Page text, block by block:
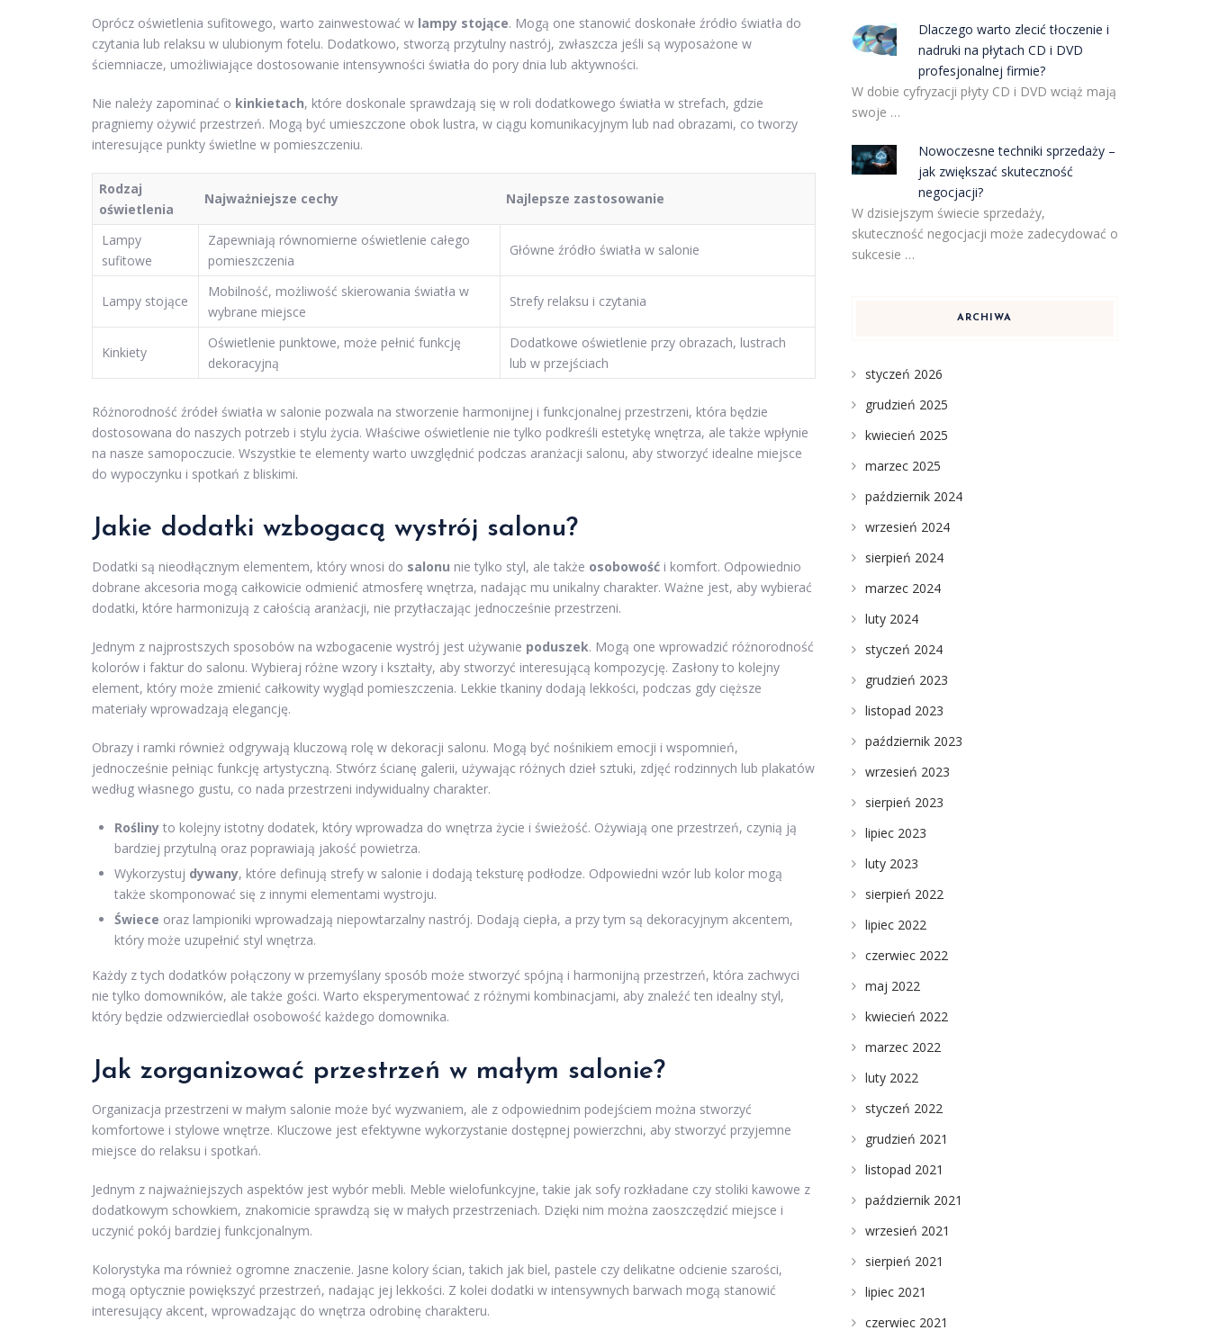
Oprócz oświetlenia sufitowego, warto zainwestować w lampy stojące. Mogą one stanowić doskonałe źródło światła do
czytania lub relaksu w ulubionym fotelu. Dodatkowo, stworzą przytulny nastrój, zwłaszcza jeśli są wyposażone w
ściemniacze, umożliwiające dostosowanie intensywności światła do pory dnia lub aktywności.
Nie należy zapominać o kinkietach, które doskonale sprawdzają się w roli dodatkowego światła w strefach, gdzie
pragniemy ożywić przestrzeń. Mogą być umieszczone obok lustra, w ciągu komunikacyjnym lub nad obrazami, co tworzy
interesujące punkty świetlne w pomieszczeniu.
Rodzaj
oświetlenia
Najważniejsze cechy Najlepsze zastosowanie
Lampy
sufitowe
Zapewniają równomierne oświetlenie całego
pomieszczenia
Główne źródło światła w salonie
Lampy stojące
Mobilność, możliwość skierowania światła w
wybrane miejsce
Strefy relaksu i czytania
Kinkiety
Oświetlenie punktowe, może pełnić funkcję
dekoracyjną
Dodatkowe oświetlenie przy obrazach, lustrach
lub w przejściach
Różnorodność źródeł światła w salonie pozwala na stworzenie harmonijnej i funkcjonalnej przestrzeni, która będzie
dostosowana do naszych potrzeb i stylu życia. Właściwe oświetlenie nie tylko podkreśli estetykę wnętrza, ale także wpłynie
na nasze samopoczucie. Wszystkie te elementy warto uwzględnić podczas aranżacji salonu, aby stworzyć idealne miejsce
do wypoczynku i spotkań z bliskimi.
Jakie dodatki wzbogacą wystrój salonu?
Dodatki są nieodłącznym elementem, który wnosi do salonu nie tylko styl, ale także osobowość i komfort. Odpowiednio
dobrane akcesoria mogą całkowicie odmienić atmosferę wnętrza, nadając mu unikalny charakter. Ważne jest, aby wybierać
dodatki, które harmonizują z całością aranżacji, nie przytłaczając jednocześnie przestrzeni.
Jednym z najprostszych sposobów na wzbogacenie wystrój jest używanie poduszek. Mogą one wprowadzić różnorodność
kolorów i faktur do salonu. Wybieraj różne wzory i kształty, aby stworzyć interesującą kompozycję. Zasłony to kolejny
element, który może zmienić całkowity wygląd pomieszczenia. Lekkie tkaniny dodają lekkości, podczas gdy cięższe
materiały wprowadzają elegancję.
Obrazy i ramki również odgrywają kluczową rolę w dekoracji salonu. Mogą być nośnikiem emocji i wspomnień,
jednocześnie pełniąc funkcję artystyczną. Stwórz ścianę galerii, używając różnych dzieł sztuki, zdjęć rodzinnych lub plakatów
według własnego gustu, co nada przestrzeni indywidualny charakter.
Rośliny to kolejny istotny dodatek, który wprowadza do wnętrza życie i świeżość. Ożywiają one przestrzeń, czynią ją
bardziej przytulną oraz poprawiają jakość powietrza.
Wykorzystuj dywany, które definują strefy w salonie i dodają teksturę podłodze. Odpowiedni wzór lub kolor mogą
także skomponować się z innymi elementami wystroju.
Świece oraz lampioniki wprowadzają niepowtarzalny nastrój. Dodają ciepła, a przy tym są dekoracyjnym akcentem,
który może uzupełnić styl wnętrza.
Każdy z tych dodatków połączony w przemyślany sposób może stworzyć spójną i harmonijną przestrzeń, która zachwyci
nie tylko domowników, ale także gości. Warto eksperymentować z różnymi kombinacjami, aby znaleźć ten idealny styl,
który będzie odzwierciedlał osobowość każdego domownika.
Jak zorganizować przestrzeń w małym salonie?
Organizacja przestrzeni w małym salonie może być wyzwaniem, ale z odpowiednim podejściem można stworzyć
komfortowe i stylowe wnętrze. Kluczowe jest efektywne wykorzystanie dostępnej powierzchni, aby stworzyć przyjemne
miejsce do relaksu i spotkań.
Jednym z najważniejszych aspektów jest wybór mebli. Meble wielofunkcyjne, takie jak sofy rozkładane czy stoliki kawowe z
dodatkowym schowkiem, znakomicie sprawdzą się w małych przestrzeniach. Dzięki nim można zaoszczędzić miejsce i
uczynić pokój bardziej funkcjonalnym.
Kolorystyka ma również ogromne znaczenie. Jasne kolory ścian, takich jak biel, pastele czy delikatne odcienie szarości,
mogą optycznie powiększyć przestrzeń, nadając jej lekkości. Z kolei dodatki w intensywnych barwach mogą stanowić
interesujący akcent, wprowadzając do wnętrza odrobinę charakteru.
Dlaczego warto zlecić tłoczenie i
nadruki na płytach CD i DVD
profesjonalnej firmie?
W dobie cyfryzacji płyty CD i DVD wciąż mają
swoje …
Nowoczesne techniki sprzedaży –
jak zwiększać skuteczność
negocjacji?
W dzisiejszym świecie sprzedaży,
skuteczność negocjacji może zadecydować o
sukcesie …
ARCHIWA
styczeń 2026
grudzień 2025
kwiecień 2025
marzec 2025
październik 2024
wrzesień 2024
sierpień 2024
marzec 2024
luty 2024
styczeń 2024
grudzień 2023
listopad 2023
październik 2023
wrzesień 2023
sierpień 2023
lipiec 2023
luty 2023
sierpień 2022
lipiec 2022
czerwiec 2022
maj 2022
kwiecień 2022
marzec 2022
luty 2022
styczeń 2022
grudzień 2021
listopad 2021
październik 2021
wrzesień 2021
sierpień 2021
lipiec 2021
czerwiec 2021